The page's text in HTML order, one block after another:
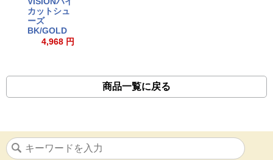
カットシュ
ーズ
BK/GOLD
4,968 円
商品一覧に戻る